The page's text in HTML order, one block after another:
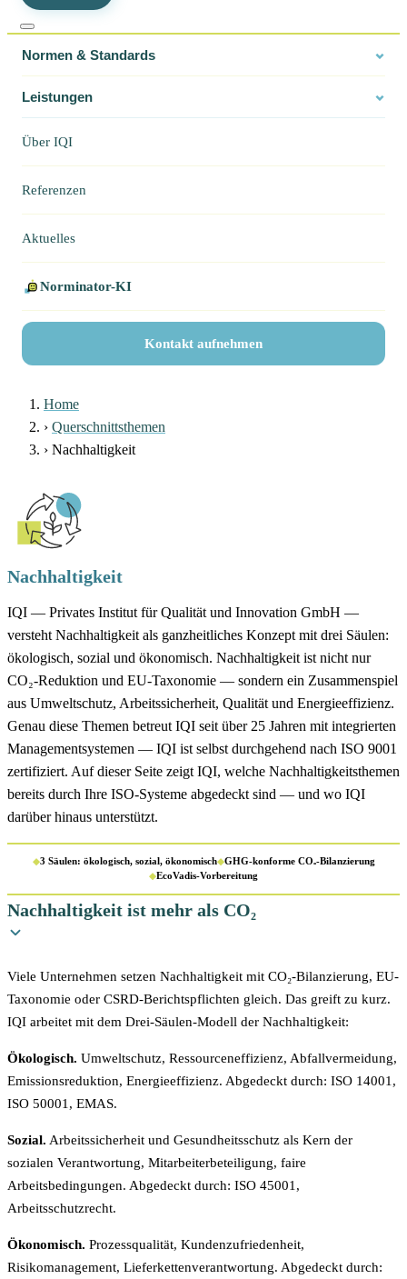
Normen & Standards
Leistungen
Über IQI
Referenzen
Aktuelles
Norminator-KI
Kontakt aufnehmen
Home
› Querschnittsthemen
› Nachhaltigkeit
Nachhaltigkeit
IQI — Privates Institut für Qualität und Innovation GmbH —
versteht Nachhaltigkeit als ganzheitliches Konzept mit drei Säulen:
ökologisch, sozial und ökonomisch. Nachhaltigkeit ist nicht nur
CO₂-Reduktion und EU-Taxonomie — sondern ein Zusammenspiel
aus Umweltschutz, Arbeitssicherheit, Qualität und Energieeffizienz.
Genau diese Themen betreut IQI seit über 25 Jahren mit integrierten
Managementsystemen — IQI ist selbst durchgehend nach ISO 9001
zertifiziert. Auf dieser Seite zeigt IQI, welche Nachhaltigkeitsthemen
bereits durch Ihre ISO-Systeme abgedeckt sind — und wo IQI
darüber hinaus unterstützt.
◆3 Säulen: ökologisch, sozial, ökonomisch◆GHG-konforme CO₂-Bilanzierung
◆EcoVadis-Vorbereitung
Nachhaltigkeit ist mehr als CO₂
Viele Unternehmen setzen Nachhaltigkeit mit CO₂-Bilanzierung, EU-
Taxonomie oder CSRD-Berichtspflichten gleich. Das greift zu kurz.
IQI arbeitet mit dem Drei-Säulen-Modell der Nachhaltigkeit:
Ökologisch. Umweltschutz, Ressourceneffizienz, Abfallvermeidung,
Emissionsreduktion, Energieeffizienz. Abgedeckt durch: ISO 14001,
ISO 50001, EMAS.
Sozial. Arbeitssicherheit und Gesundheitsschutz als Kern der
sozialen Verantwortung, Mitarbeiterbeteiligung, faire
Arbeitsbedingungen. Abgedeckt durch: ISO 45001,
Arbeitsschutzrecht.
Ökonomisch. Prozessqualität, Kundenzufriedenheit,
Risikomanagement, Lieferkettenverantwortung. Abgedeckt durch: